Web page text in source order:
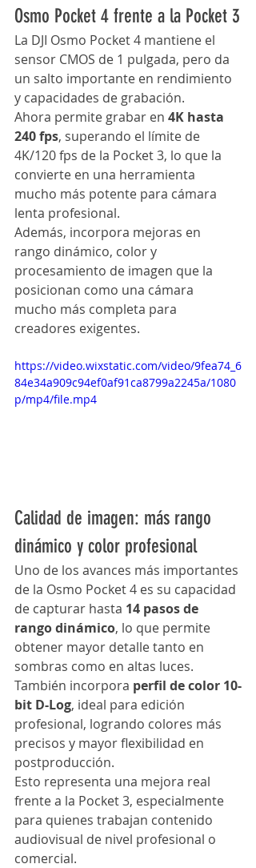
Osmo Pocket 4 frente a la Pocket 3
La DJI Osmo Pocket 4 mantiene el
sensor CMOS de 1 pulgada, pero da
un salto importante en rendimiento
y capacidades de grabación.
Ahora permite grabar en 4K hasta
240 fps, superando el límite de
4K/120 fps de la Pocket 3, lo que la
convierte en una herramienta
mucho más potente para cámara
lenta profesional.
Además, incorpora mejoras en
rango dinámico, color y
procesamiento de imagen que la
posicionan como una cámara
mucho más completa para
creadores exigentes.
https://video.wixstatic.com/video/9fea74_6
84e34a909c94ef0af91ca8799a2245a/1080
p/mp4/file.mp4
Calidad de imagen: más rango
dinámico y color profesional
Uno de los avances más importantes
de la Osmo Pocket 4 es su capacidad
de capturar hasta 14 pasos de
rango dinámico, lo que permite
obtener mayor detalle tanto en
sombras como en altas luces.
También incorpora perfil de color 10-
bit D-Log, ideal para edición
profesional, logrando colores más
precisos y mayor flexibilidad en
postproducción.
Esto representa una mejora real
frente a la Pocket 3, especialmente
para quienes trabajan contenido
audiovisual de nivel profesional o
comercial.